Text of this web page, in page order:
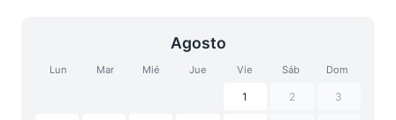
Agosto
Lun Mar Mié Jue Vie Sáb Dom
1 2 3